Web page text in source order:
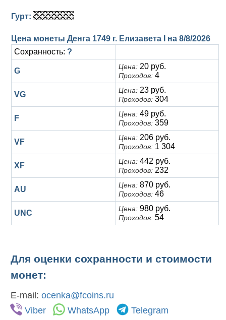
Для Молдавии и Валахии
Таврические монеты
Медь
Для Пруссии
Ливонезы
Петр II (1727-1730)
Екатерина I (1725-1727)
Петр I (1682-1725)
Серебро
Для Речи Посполитой
Гурт:
Цена монеты Денга 1749 г. Елизавета I на 8/8/2026
Сохранность: ?
G Цена: 20 руб.
Проходов: 4
VG Цена: 23 руб.
Проходов: 304
F Цена: 49 руб.
Проходов: 359
VF Цена: 206 руб.
Проходов: 1 304
XF Цена: 442 руб.
Проходов: 232
AU Цена: 870 руб.
Проходов: 46
UNC Цена: 980 руб.
Проходов: 54
Для оценки сохранности и стоимости
монет:
E-mail: ocenka@fcoins.ru
Viber
WhatsApp Telegram